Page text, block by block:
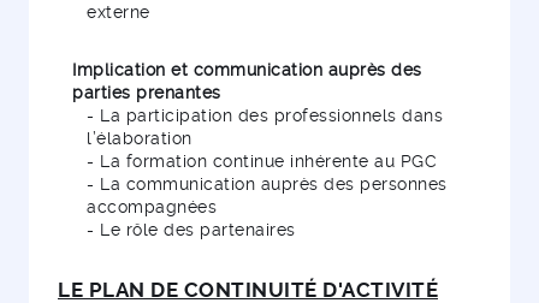
externe
Implication et communication auprès des
parties prenantes
- La participation des professionnels dans
l’élaboration
- La formation continue inhérente au PGC
- La communication auprès des personnes
accompagnées
- Le rôle des partenaires
LE PLAN DE CONTINUITÉ D'ACTIVITÉ